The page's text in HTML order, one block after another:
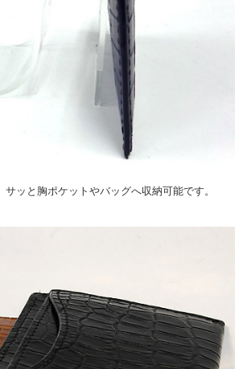
ッと胸ポケットやバッグへ収納可能です。